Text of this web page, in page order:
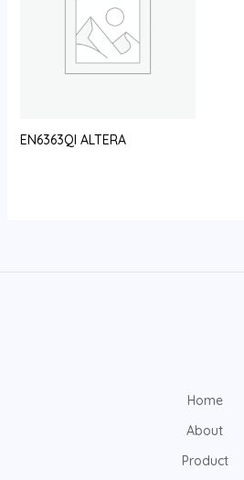
EN6363QI ALTERA
Home
About
Product